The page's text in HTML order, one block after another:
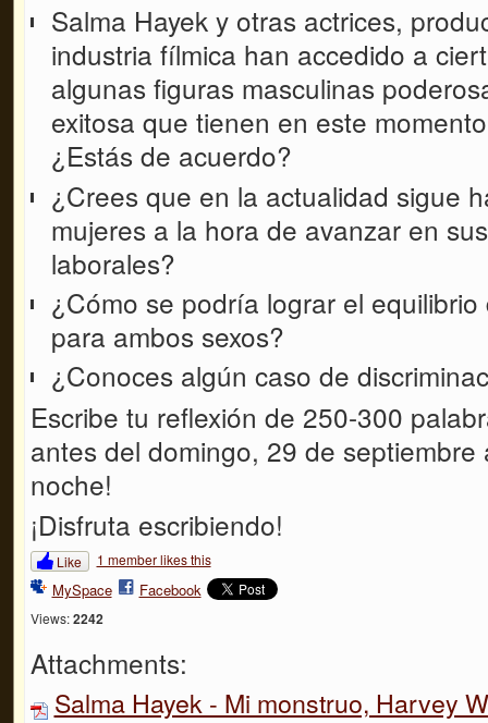
Salma Hayek y otras actrices,
industria fílmica han accedido a
algunas figuras masculinas
exitosa que tienen en este
¿Estás de acuerdo?
¿Crees que en la actualidad sigue
mujeres a la hora de avanzar en
laborales?
¿Cómo se podría lograr el
para ambos sexos?
¿Conoces algún caso de
Escribe tu reflexión de 250-300
antes del domingo, 29 de
noche!
¡Disfruta escribiendo!
Like 1 member likes this
MySpace Facebook
Views: 2242
Attachments:
Salma Hayek - Mi monstruo, Harvey